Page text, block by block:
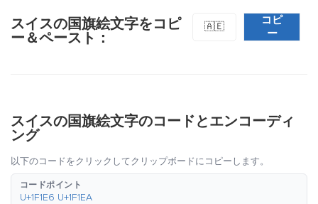
スイスの国旗絵文字をコピ
ー＆ペースト：
🇦🇪
コピ
ー
スイスの国旗絵文字のコードとエンコーディ
ング
以下のコードをクリックしてクリップボードにコピーします。
コードポイント
U+1F1E6 U+1F1EA